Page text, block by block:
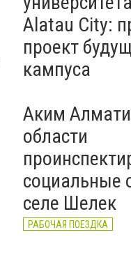
Alatau City:
проект
кампуса
Аким
области
социальные
селе Шелек
РАБОЧАЯ ПОЕЗДКА